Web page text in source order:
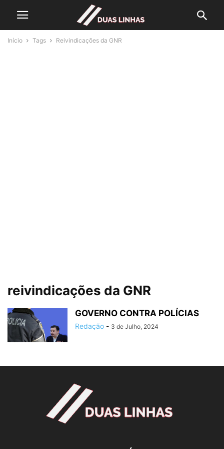
Início Tags Reivindicações da GNR
reivindicações da GNR
GOVERNO CONTRA POLÍCIAS
Redação - 3 de Julho, 2024